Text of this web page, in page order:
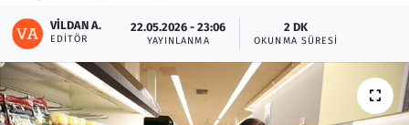
VILDAN A.
EDITÖR
22.05.2026 - 23:06
YAYINLANMA
2 DK
OKUNMA SÜRESI
Otomobil
Oyun
Ramazan